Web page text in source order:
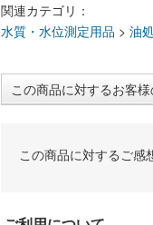
関連カテゴリ：
水質・水位測定用品 > 油
この商品に対するお客
この商品に対するご感